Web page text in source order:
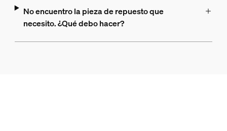
No encuentro la pieza de repuesto que
necesito. ¿Qué debo hacer?